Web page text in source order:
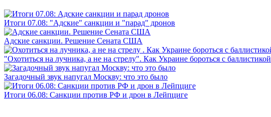
Итоги 07.08: "Адские" санкции и "парад" дронов
Адские санкции. Решение Сената США
"Охотиться на лучника, а не на стрелу". Как Украине бороться с баллистикой
Загадочный звук напугал Москву: что это было
Итоги 06.08: Санкции против РФ и дрон в Лейпциге